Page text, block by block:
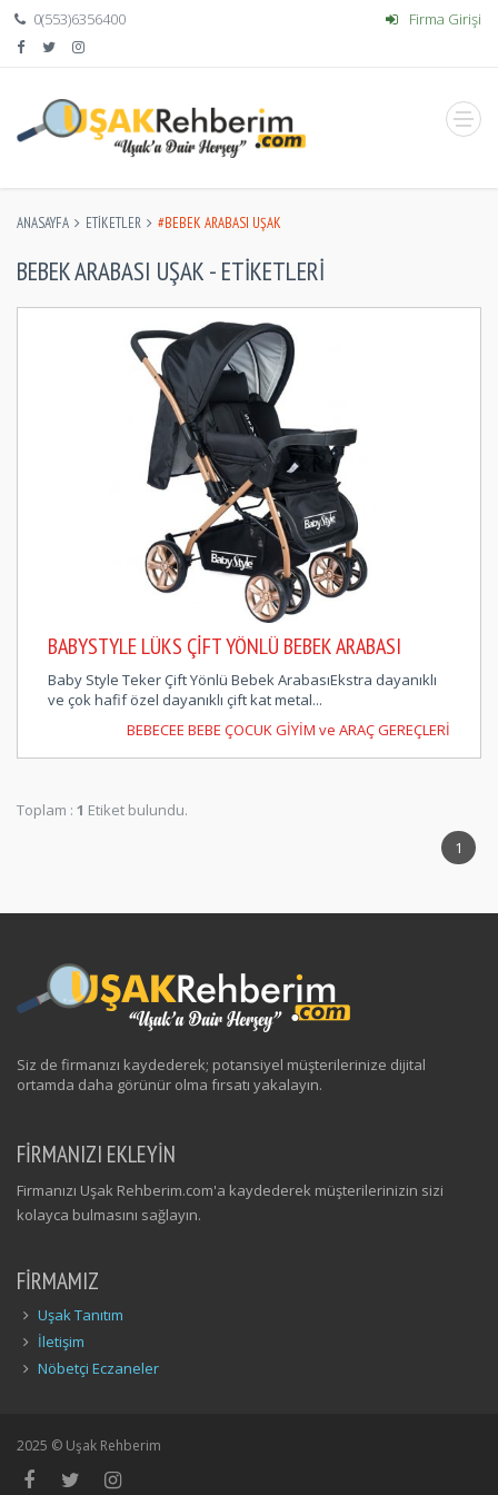
0(553)6356400 Firma Girişi
ANASAYFA ETIKETLER #BEBEK ARABASI UŞAK
BEBEK ARABASI UŞAK - ETIKETLERI
BABYSTYLE LÜKS ÇIFT YÖNLÜ BEBEK ARABASI
Baby Style Teker Çift Yönlü Bebek ArabasıEkstra dayanıklı
ve çok hafif özel dayanıklı çift kat metal...
BEBECEE BEBE ÇOCUK GİYİM ve ARAÇ GEREÇLERİ
Toplam : 1 Etiket bulundu.
1
Siz de firmanızı kaydederek; potansiyel müşterilerinize dijital
ortamda daha görünür olma fırsatı yakalayın.
FİRMANIZI EKLEYİN
Firmanızı Uşak Rehberim.com'a kaydederek müşterilerinizin sizi
kolayca bulmasını sağlayın.
FIRMAMIZ
Uşak Tanıtım
İletişim
Nöbetçi Eczaneler
2025 © Uşak Rehberim